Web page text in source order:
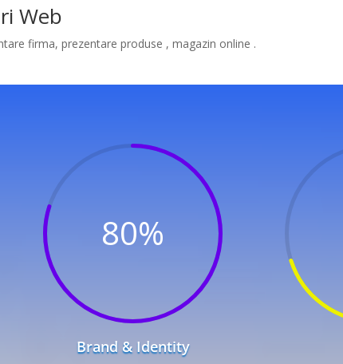
Web
firma, prezentare produse , magazin online .
80%
Brand & Identity